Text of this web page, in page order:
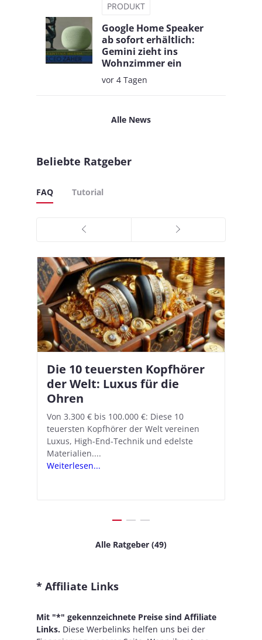
PRODUKT
Google Home Speaker
ab sofort erhältlich:
Gemini zieht ins
Wohnzimmer ein
vor 4 Tagen
Alle News
Beliebte Ratgeber
FAQ Tutorial
Die 10 teuersten Kopfhörer
der Welt: Luxus für die
Ohren
Von 3.300 € bis 100.000 €: Diese 10
teuersten Kopfhörer der Welt vereinen
Luxus, High-End-Technik und edelste
Materialien....
Weiterlesen...
Apple AirPods Pro 2 und iOS
18.1: So richtet ihr das neue
Hörgeräte-Feature ein
Mit iOS 18.1 und den AirPods Pro 2
verwandelt Apple seine In-Ear-Kopfhörer
in kostengünstige Hörhilfen. In wenigen
Schritten...
Weiterlesen...
Alle Ratgeber (49)
* Affiliate Links
Mit "*" gekennzeichnete Preise sind Affiliate
Links. Diese Werbelinks helfen uns bei der